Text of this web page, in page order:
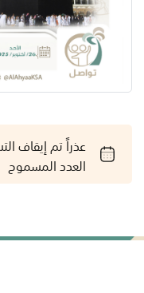
عذراً تم إيقاف
العدد المسموح